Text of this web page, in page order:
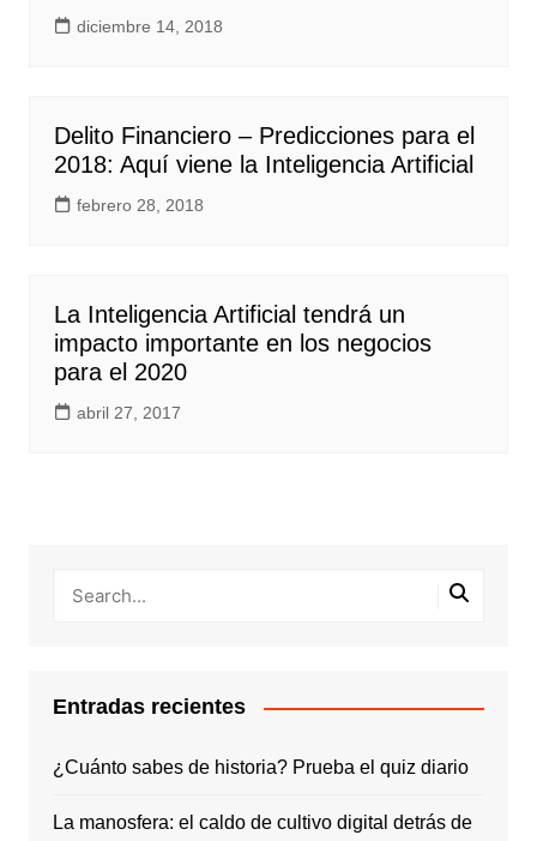
diciembre 14, 2018
Delito Financiero – Predicciones para el
2018: Aquí viene la Inteligencia Artificial
febrero 28, 2018
La Inteligencia Artificial tendrá un
impacto importante en los negocios
para el 2020
abril 27, 2017
Entradas recientes
¿Cuánto sabes de historia? Prueba el quiz diario
La manosfera: el caldo de cultivo digital detrás de